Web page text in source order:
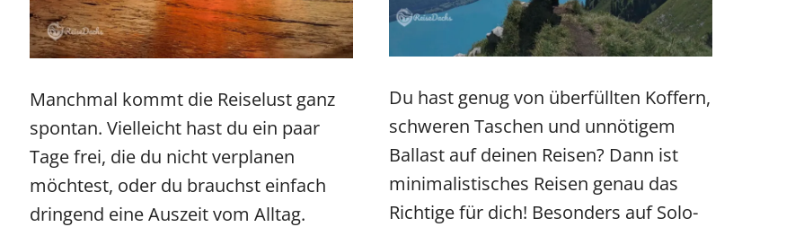
Manchmal kommt die Reiselust ganz
spontan. Vielleicht hast du ein paar
Tage frei, die du nicht verplanen
möchtest, oder du brauchst einfach
dringend eine Auszeit vom Alltag.
Du hast genug von überfüllten Koffern,
schweren Taschen und unnötigem
Ballast auf deinen Reisen? Dann ist
minimalistisches Reisen genau das
Richtige für dich! Besonders auf Solo-